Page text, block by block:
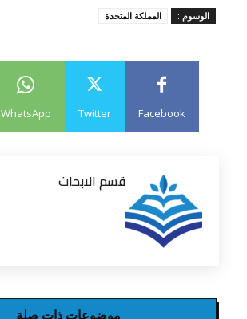
الوسوم : المملكة المتحدة
Facebook
Twitter
WhatsApp
قسم الابحاث
موضوعات ذات صلة